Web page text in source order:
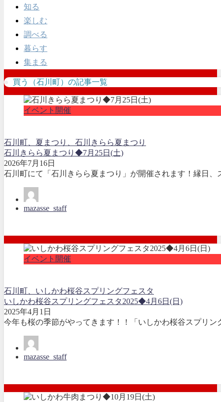
知る
楽しむ
調べる
暮らす
集まる
買う（石川町）の記事一覧
イベント開催
石川町、夏まつり、石川きらら夏まつり
石川きらら夏まつり◆7月25日(土)
2026年7月16日
石川町にて「石川きらら夏まつり」が開催されます！縁日
mazasse_staff
イベント開催
石川町、いしかわ桜谷スプリングフェスタ
いしかわ桜谷スプリングフェスタ2025◆4月6日(日)
2025年4月1日
今年も桜の季節がやってきます！！「いしかわ桜谷スプリ
mazasse_staff